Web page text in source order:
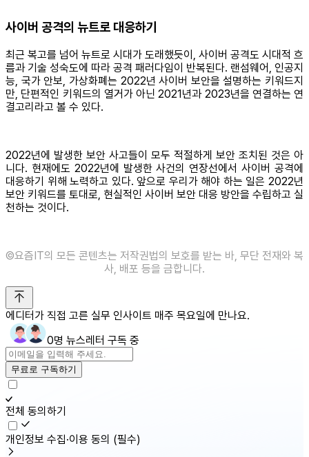
사이버 공격의 뉴트로 대응하기
최근 복고를 넘어 뉴트로 시대가 도래했듯이, 사이버 공격도 시대적 흐
름과 기술 성숙도에 따라 공격 패러다임이 반복된다. 랜섬웨어, 인공지
능, 국가 안보, 가상화폐는 2022년 사이버 보안을 설명하는 키워드지
만, 단편적인 키워드의 열거가 아닌 2021년과 2023년을 연결하는 연
결고리라고 볼 수 있다.
2022년에 발생한 보안 사고들이 모두 적절하게 보안 조치된 것은 아
니다. 현재에도 2022년에 발생한 사건의 연장선에서 사이버 공격에
대응하기 위해 노력하고 있다. 앞으로 우리가 해야 하는 일은 2022년
보안 키워드를 토대로, 현실적인 사이버 보안 대응 방안을 수립하고 실
천하는 것이다.
©️요즘IT의 모든 콘텐츠는 저작권법의 보호를 받는 바, 무단 전재와 복
사, 배포 등을 금합니다.
에디터가 직접 고른 실무 인사이트 매주 목요일에 만나요.
0명 뉴스레터 구독 중
무료로 구독하기
전체 동의하기
개인정보 수집·이용 동의 (필수)